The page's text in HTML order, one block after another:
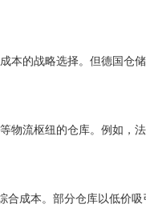
本的战略选择。但德国仓
物流枢纽的仓库。例如，
合成本。部分仓库以低价